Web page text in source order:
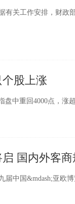
关工作安排，财政
个股上涨
重回4000点，涨超
国内外客商
中国&mdash;亚欧博